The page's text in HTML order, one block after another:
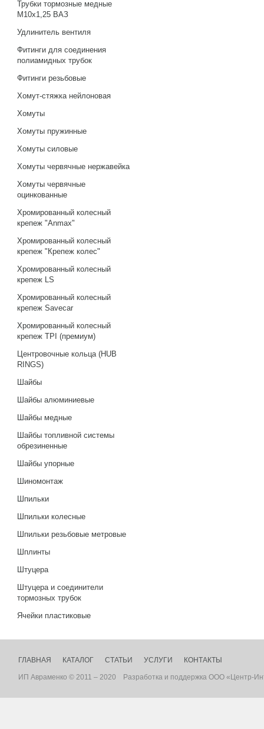
Трубки тормозные медные
М10х1,25 ВАЗ
Удлинитель вентиля
Фитинги для соединения
полиамидных трубок
Фитинги резьбовые
Хомут-стяжка нейлоновая
Хомуты
Хомуты пружинные
Хомуты силовые
Хомуты червячные нержавейка
Хомуты червячные
оцинкованные
Хромированный колесный
крепеж "Anmax"
Хромированный колесный
крепеж "Крепеж колес"
Хромированный колесный
крепеж LS
Хромированный колесный
крепеж Savecar
Хромированный колесный
крепеж TPI (премиум)
Центровочные кольца (HUB
RINGS)
Шайбы
Шайбы алюминиевые
Шайбы медные
Шайбы топливной системы
обрезиненные
Шайбы упорные
Шиномонтаж
Шпильки
Шпильки колесные
Шпильки резьбовые метровые
Шплинты
Штуцера
Штуцера и соединители
тормозных трубок
Ячейки пластиковые
ГЛАВНАЯ КАТАЛОГ СТАТЬИ УСЛУГИ КОНТАКТЫ
ИП Авраменко © 2011 – 2020 Разработка и поддержка ООО «Центр-